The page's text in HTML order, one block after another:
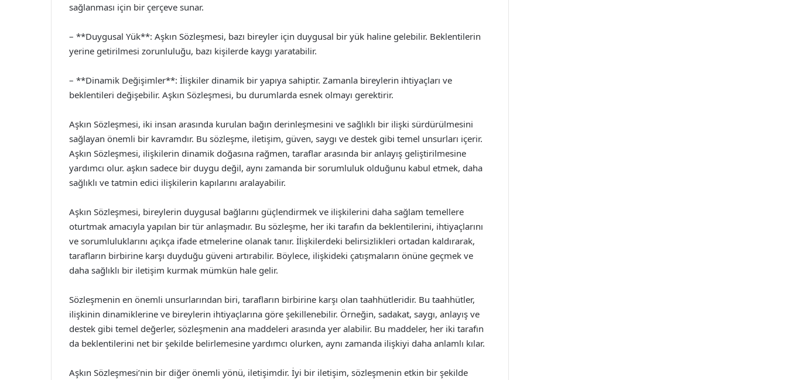
sağlanması için bir çerçeve sunar.
– **Duygusal Yük**: Aşkın Sözleşmesi, bazı bireyler için duygusal bir yük haline gelebilir. Beklentilerin
yerine getirilmesi zorunluluğu, bazı kişilerde kaygı yaratabilir.
– **Dinamik Değişimler**: İlişkiler dinamik bir yapıya sahiptir. Zamanla bireylerin ihtiyaçları ve
beklentileri değişebilir. Aşkın Sözleşmesi, bu durumlarda esnek olmayı gerektirir.
Aşkın Sözleşmesi, iki insan arasında kurulan bağın derinleşmesini ve sağlıklı bir ilişki sürdürülmesini
sağlayan önemli bir kavramdır. Bu sözleşme, iletişim, güven, saygı ve destek gibi temel unsurları içerir.
Aşkın Sözleşmesi, ilişkilerin dinamik doğasına rağmen, taraflar arasında bir anlayış geliştirilmesine
yardımcı olur. aşkın sadece bir duygu değil, aynı zamanda bir sorumluluk olduğunu kabul etmek, daha
sağlıklı ve tatmin edici ilişkilerin kapılarını aralayabilir.
Aşkın Sözleşmesi, bireylerin duygusal bağlarını güçlendirmek ve ilişkilerini daha sağlam temellere
oturtmak amacıyla yapılan bir tür anlaşmadır. Bu sözleşme, her iki tarafın da beklentilerini, ihtiyaçlarını
ve sorumluluklarını açıkça ifade etmelerine olanak tanır. İlişkilerdeki belirsizlikleri ortadan kaldırarak,
tarafların birbirine karşı duyduğu güveni artırabilir. Böylece, ilişkideki çatışmaların önüne geçmek ve
daha sağlıklı bir iletişim kurmak mümkün hale gelir.
Sözleşmenin en önemli unsurlarından biri, tarafların birbirine karşı olan taahhütleridir. Bu taahhütler,
ilişkinin dinamiklerine ve bireylerin ihtiyaçlarına göre şekillenebilir. Örneğin, sadakat, saygı, anlayış ve
destek gibi temel değerler, sözleşmenin ana maddeleri arasında yer alabilir. Bu maddeler, her iki tarafın
da beklentilerini net bir şekilde belirlemesine yardımcı olurken, aynı zamanda ilişkiyi daha anlamlı kılar.
Aşkın Sözleşmesi’nin bir diğer önemli yönü, iletişimdir. İyi bir iletişim, sözleşmenin etkin bir şekilde